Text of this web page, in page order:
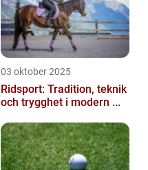
03 oktober 2025
Ridsport: Tradition, teknik
och trygghet i modern ...